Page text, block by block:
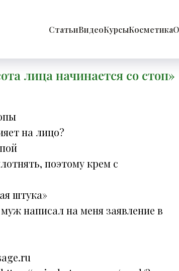
СтатьиВидеоКурсыКосметика
лица начинается со стоп»
на лицо?
поэтому крем с
штука»
написал на меня заявление в